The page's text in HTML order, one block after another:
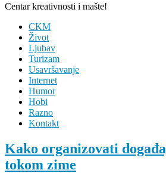
Centar kreativnosti i mašte!
CKM
Život
Ljubav
Turizam
Usavršavanje
Internet
Humor
Hobi
Razno
Kontakt
Kako organizovati
tokom zime